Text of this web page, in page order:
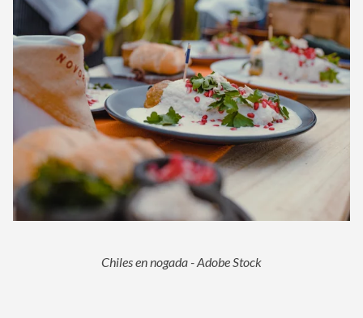
Chiles en nogada - Adobe Stock